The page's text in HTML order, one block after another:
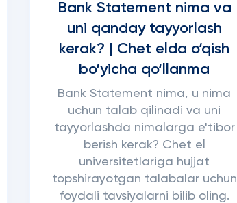
Bank Statement nima va
uni qanday tayyorlash
kerak? | Chet elda o‘qish
bo‘yicha qo‘llanma
Bank Statement nima, u nima
uchun talab qilinadi va uni
tayyorlashda nimalarga e'tibor
berish kerak? Chet el
universitetlariga hujjat
topshirayotgan talabalar uchun
foydali tavsiyalarni bilib oling.